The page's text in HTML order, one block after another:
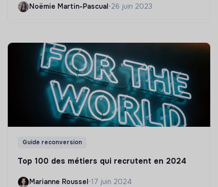
Noëmie Martin-Pascual •26 juin 2023
Guide reconversion
Top 100 des métiers qui recrutent en 2024
Marianne Roussel•17 juin 2024